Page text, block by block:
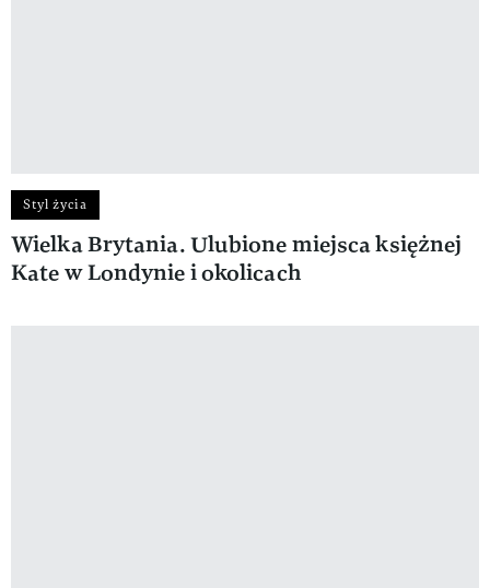
Styl życia
Wielka Brytania. Ulubione miejsca księżnej
Kate w Londynie i okolicach